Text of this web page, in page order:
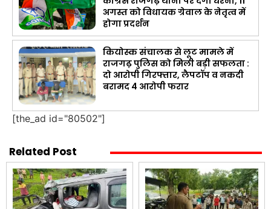
अगस्त को विधायक ग्रेवाल के नेतृत्व में
होगा प्रदर्शन
कियोस्क संचालक से लूट मामले में
राजगढ़ पुलिस को मिली बड़ी सफलता :
दो आरोपी गिरफ्तार, लैपटॉप व नकदी
बरामद 4 आरोपी फरार
[the_ad id="80502"]
Related Post